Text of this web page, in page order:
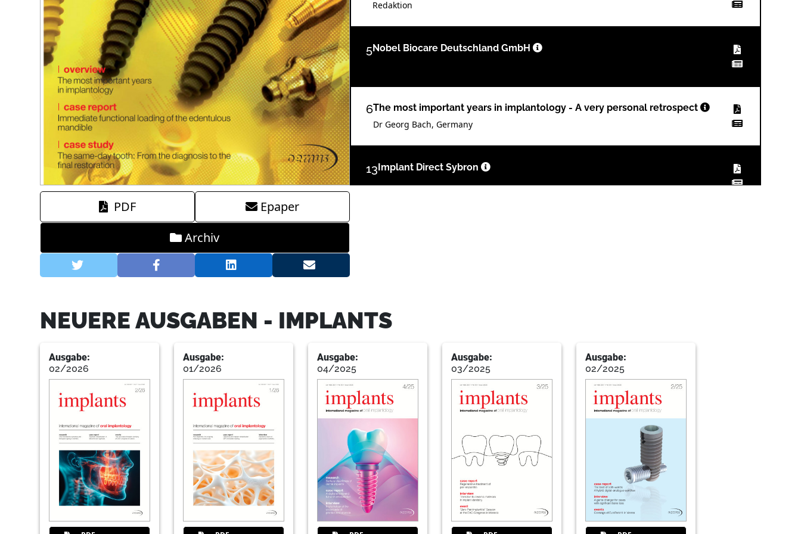
PDF
Epaper
Archiv
Redaktion
5Nobel Biocare Deutschland GmbH
6The most important years in implantology - A very personal retrospect
Dr Georg Bach, Germany
13Implant Direct Sybron
Immediate functional loading of the edentulous mandible - Tapered
implants & overdentures
Dr Suheil M. Boutros, USA
21Straumann AG
22 New concepts in computer-guided implantology: Error analysis and
accuracy verification (Part II)
Dr Gian Luigi Telara, Italy
NEUERE AUSGABEN - IMPLANTS
Ausgabe:
02/2026
Ausgabe:
01/2026
Ausgabe:
04/2025
Ausgabe:
03/2025
Ausgabe:
02/2025